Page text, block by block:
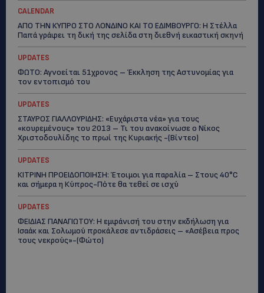
CALENDAR
ΑΠΟ ΤΗΝ ΚΥΠΡΟ ΣΤΟ ΛΟΝΔΙΝΟ ΚΑΙ ΤΟ ΕΔΙΜΒΟΥΡΓΟ: Η Στέλλα
Παπά γράφει τη δική της σελίδα στη διεθνή εικαστική σκηνή
UPDATES
ΦΩΤΟ: Αγνοείται 51χρονος – Έκκληση της Αστυνομίας για
τον εντοπισμό του
UPDATES
ΣΤΑΥΡΟΣ ΓΙΑΛΛΟΥΡΙΔΗΣ: «Ευχάριστα νέα» για τους
«κουρεμένους» του 2013 – Τι του ανακοίνωσε ο Νίκος
Χριστοδουλίδης το πρωί της Κυριακής -(Βίντεο)
UPDATES
ΚΙΤΡΙΝΗ ΠΡΟΕΙΔΟΠΟΙΗΣΗ: Έτοιμοι για παραλία – Στους 40°C
και σήμερα η Κύπρος-Πότε θα τεθεί σε ισχύ
UPDATES
ΦΕΙΔΙΑΣ ΠΑΝΑΓΙΩΤΟΥ: Η εμφάνισή του στην εκδήλωση για
Ισαάκ και Σολωμού προκάλεσε αντιδράσεις – «Ασέβεια προς
τους νεκρούς»-(Φώτο)